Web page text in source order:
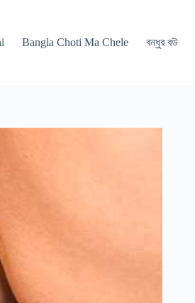
Bangla Choti Ma Chele বন্ধুর বউ